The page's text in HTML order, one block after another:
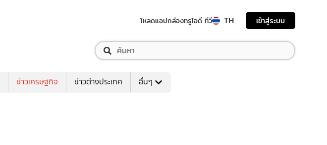
โหลดแอปกล่องทรูไอดี ทีวี TH เข้าสู่ระบบ
ข่าวเศรษฐกิจ ข่าวต่างประเทศ อื่นๆ